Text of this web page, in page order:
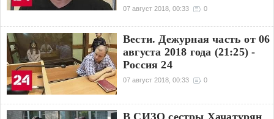
07 август 2018, 00:33 0
Вести. Дежурная часть от 06
августа 2018 года (21:25) -
Россия 24
07 август 2018, 00:33 0
В СИЗО сестры Хачатурян